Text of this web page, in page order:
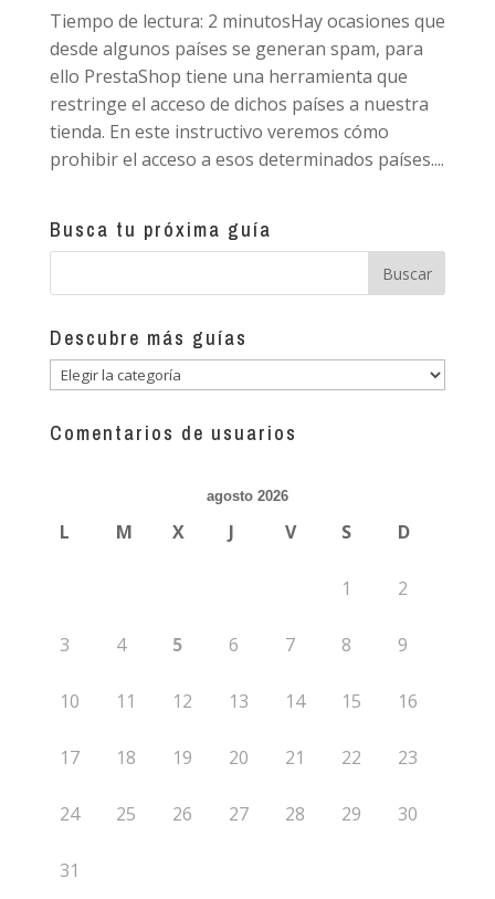
Tiempo de lectura: 2 minutosHay ocasiones que
desde algunos países se generan spam, para
ello PrestaShop tiene una herramienta que
restringe el acceso de dichos países a nuestra
tienda. En este instructivo veremos cómo
prohibir el acceso a esos determinados países....
Busca tu próxima guía
Descubre más guías
Descubre
guías
Comentarios de usuarios
agosto 2026
L M X J V S D
1 2
3 4 5 6 7 8 9
10 11 12 13 14 15 16
17 18 19 20 21 22 23
24 25 26 27 28 29 30
31